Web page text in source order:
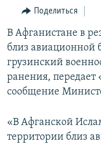
Вернутся
поиску
СЕВЕРНЫЙ КАВКАЗ
АРМЕНИЯ
АЗЕРБАЙДЖАН
ТЕМЫ
ПОЛИТИКА
ЭКОНОМИКА
ОБЩЕСТВО
КУЛЬТУРА
СПОРТ
МИР
РУБРИКИ
НЕКРУГЛЫЙ СТОЛ
ГОСТЬ НЕДЕЛИ
ПОЗИЦИЯ
БЛОГИ
ГОЛОСА
МУЛЬТИМЕДИА
ВИДЕО
ФОТО
АУДИО
ПОДКАСТЫ
АРХИВ
Поделиться
В Афганистане в
близ авиационной
грузинский
ранения, передает
сообщение
«В Афганской
территории близ